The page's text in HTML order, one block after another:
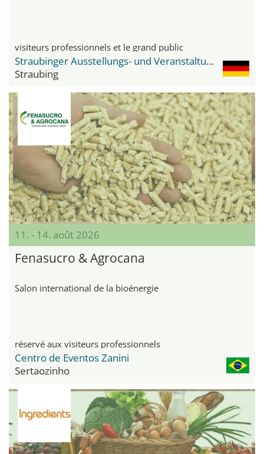
visiteurs professionnels et le grand public
Straubinger Ausstellungs- und Veranstaltungsgelände
Straubing
11. - 14. août 2026
Fenasucro & Agrocana
Salon international de la bioénergie
réservé aux visiteurs professionnels
Centro de Eventos Zanini
Sertaozinho